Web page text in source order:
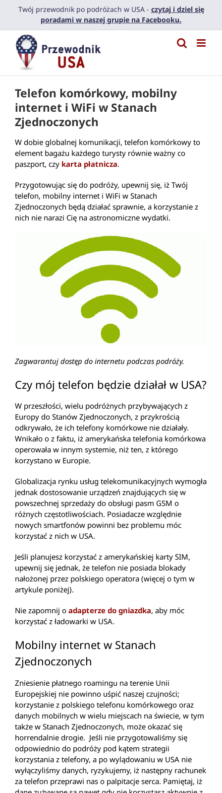
PrzejdźTwój przewodnik po podróżach w USA - czytaj i dziel się
poradami w naszej grupie na Facebooku.
Telefon komórkowy, mobilny
internet i WiFi w Stanach
Zjednoczonych
W dobie globalnej komunikacji, telefon komórkowy to
element bagażu każdego turysty równie ważny co
paszport, czy karta płatnicza.
Przygotowując się do podróży, upewnij się, iż Twój
telefon, mobilny internet i WiFi w Stanach
Zjednoczonych będą działać sprawnie, a korzystanie z
nich nie narazi Cię na astronomiczne wydatki.
Zagwarantuj dostęp do internetu podczas podróży.
Czy mój telefon będzie działał w USA?
W przeszłości, wielu podróżnych przybywających z
Europy do Stanów Zjednoczonych, z przykrością
odkrywało, że ich telefony komórkowe nie działały.
Wnikało o z faktu, iż amerykańska telefonia komórkowa
operowała w innym systemie, niż ten, z którego
korzystano w Europie.
Globalizacja rynku usług telekomunikacyjnych wymogła
jednak dostosowanie urządzeń znajdujących się w
powszechnej sprzedaży do obsługi pasm GSM o
różnych częstotliwościach. Posiadacze względnie
nowych smartfonów powinni bez problemu móc
korzystać z nich w USA.
Jeśli planujesz korzystać z amerykańskiej karty SIM,
upewnij się jednak, że telefon nie posiada blokady
nałożonej przez polskiego operatora (więcej o tym w
artykule poniżej).
Nie zapomnij o adapterze do gniazdka, aby móc
korzystać z ładowarki w USA.
Mobilny internet w Stanach
Zjednoczonych
Zniesienie płatnego roamingu na terenie Unii
Europejskiej nie powinno uśpić naszej czujności;
korzystanie z polskiego telefonu komórkowego oraz
danych mobilnych w wielu miejscach na świecie, w tym
także w Stanach Zjednoczonych, może okazać się
horrendalnie drogie. Jeśli nie przygotowaliśmy się
odpowiednio do podróży pod kątem strategii
korzystania z telefony, a po wylądowaniu w USA nie
wyłączyliśmy danych, ryzykujemy, iż następny rachunek
za telefon przeprawi nas o palpitacje serca. Pamiętaj, iż